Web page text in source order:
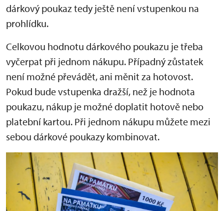
dárkový poukaz tedy ještě není vstupenkou na
prohlídku.
Celkovou hodnotu dárkového poukazu je třeba
vyčerpat při jednom nákupu. Případný zůstatek
není možné převádět, ani měnit za hotovost.
Pokud bude vstupenka dražší, než je hodnota
poukazu, nákup je možné doplatit hotově nebo
platební kartou. Při jednom nákupu můžete mezi
sebou dárkové poukazy kombinovat.